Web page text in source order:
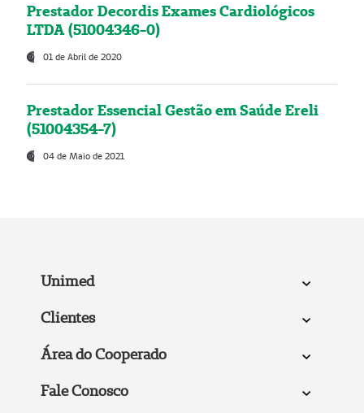
Prestador Decordis Exames Cardiológicos
LTDA (51004346-0)
01 de Abril de 2020
Prestador Essencial Gestão em Saúde Ereli
(51004354-7)
04 de Maio de 2021
Unimed
Clientes
Área do Cooperado
Fale Conosco